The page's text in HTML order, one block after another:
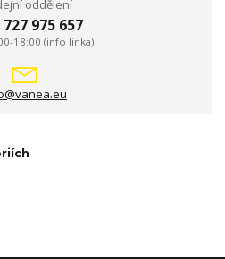
oddělení
975 657
18:00 (info linka)